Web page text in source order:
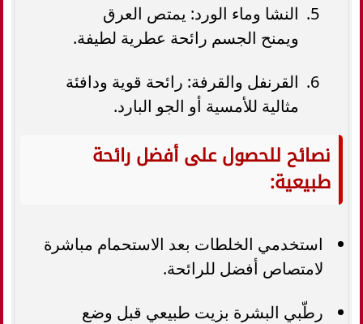
النشا وماء الورد: يمتص العرق
ويمنح الجسم رائحة عطرية لطيفة.
القرنفل والقرفة: رائحة قوية ودافئة
مثالية للأمسية أو الجو البارد.
نصائح للحصول على أفضل رائحة
طبيعية:
استخدمي الخلطات بعد الاستحمام مباشرة
لامتصاص أفضل للرائحة.
رطّبي البشرة بزيت طبيعي قبل وضع